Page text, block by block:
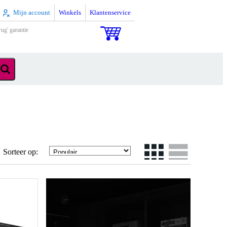
Mijn account Winkels Klantenservice
garantie
Sorteer op: